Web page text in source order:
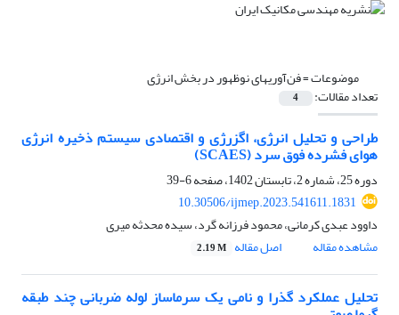
موضوعات =فن‌آوریهای نوظهور در بخش انرژی
تعداد مقالات: 4
طراحی و تحلیل انرژی، اگزرژی و اقتصادی سیستم ذخیره انرژی
هوای فشرده فوق سرد (SCAES)
دوره 25، شماره 2، تابستان 1402، صفحه
6-39
10.30506/ijmep.2023.541611.1831
داوود عبدی کرمانی، محمود فرزانه گرد، سیده محدثه میری
مشاهده مقاله
اصل مقاله 2.19 M
تحلیل عملکرد گذرا و نامی یک سرماساز لوله ضربانی چند طبقه